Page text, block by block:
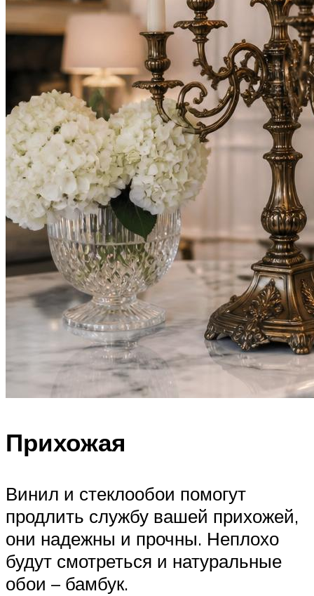
Прихожая
Винил и стеклообои помогут
продлить службу вашей прихожей,
они надежны и прочны. Неплохо
будут смотреться и натуральные
обои – бамбук.